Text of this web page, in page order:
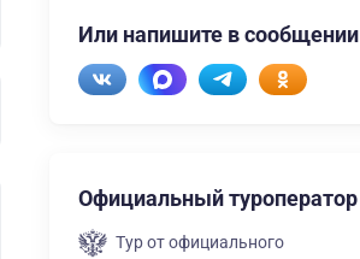
Или напишите в сообщении
Официальный туроператор
Тур от официального